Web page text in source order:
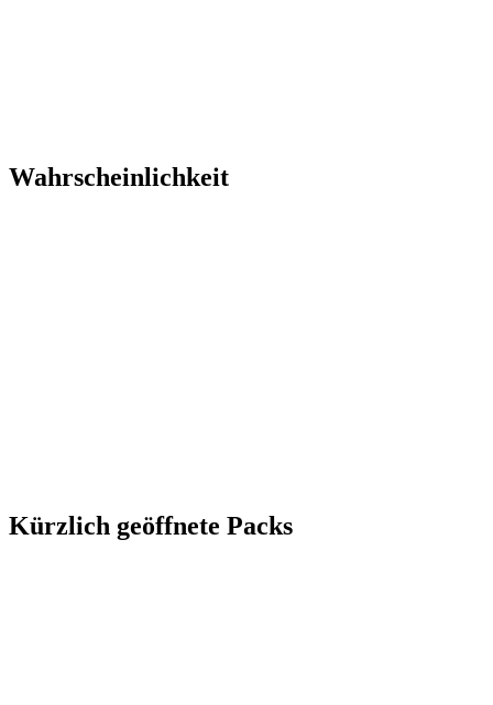
Wahrscheinlichkeit
Kürzlich geöffnete Packs